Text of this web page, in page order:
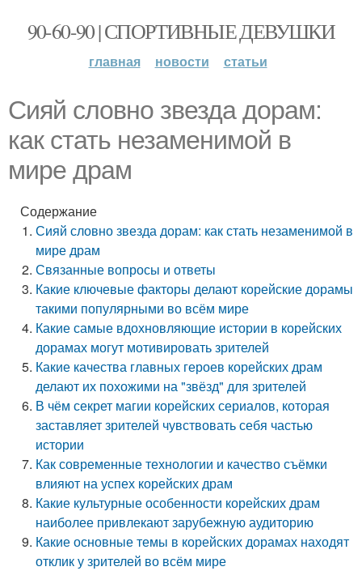
90-60-90 | СПОРТИВНЫЕ ДЕВУШКИ
главная новости статьи
Сияй словно звезда дорам:
как стать незаменимой в
мире драм
Содержание
Сияй словно звезда дорам: как стать незаменимой в
мире драм
Связанные вопросы и ответы
Какие ключевые факторы делают корейские дорамы
такими популярными во всём мире
Какие самые вдохновляющие истории в корейских
дорамах могут мотивировать зрителей
Какие качества главных героев корейских драм
делают их похожими на "звёзд" для зрителей
В чём секрет магии корейских сериалов, которая
заставляет зрителей чувствовать себя частью
истории
Как современные технологии и качество съёмки
влияют на успех корейских драм
Какие культурные особенности корейских драм
наиболее привлекают зарубежную аудиторию
Какие основные темы в корейских дорамах находят
отклик у зрителей во всём мире